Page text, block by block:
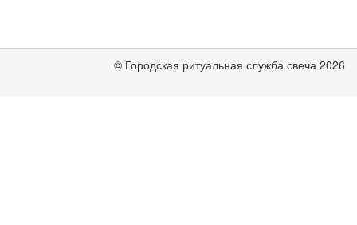
© Городская ритуальная служба свеча 2026